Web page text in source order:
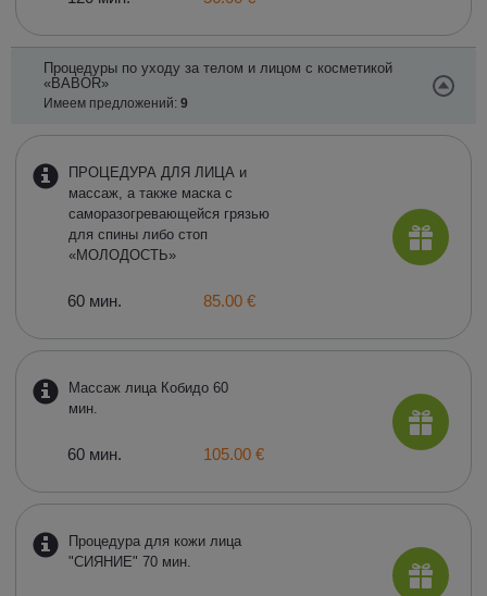
Процедуры по уходу за телом и лицом с косметикой
«BABOR»
Имеем предложений: 9
ПРОЦЕДУРА ДЛЯ ЛИЦА и
массаж, а также маска с
саморазогревающейся грязью
для спины либо стоп
«МОЛОДОСТЬ»
60 мин. 85.00 €
Массаж лица Кобидо 60
мин.
60 мин. 105.00 €
Процедура для кожи лица
"СИЯНИЕ" 70 мин.